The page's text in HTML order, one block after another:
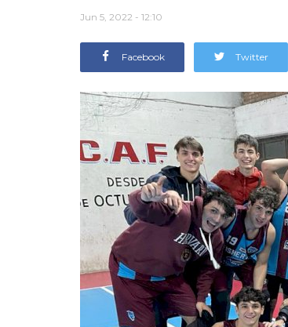
Jun 5, 2022 - 12:10
Facebook Twitter